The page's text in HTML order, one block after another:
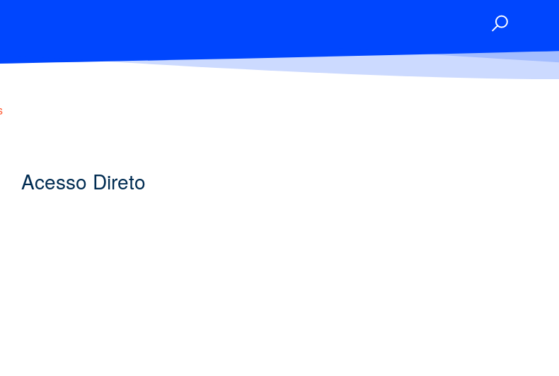
Acesso Direto